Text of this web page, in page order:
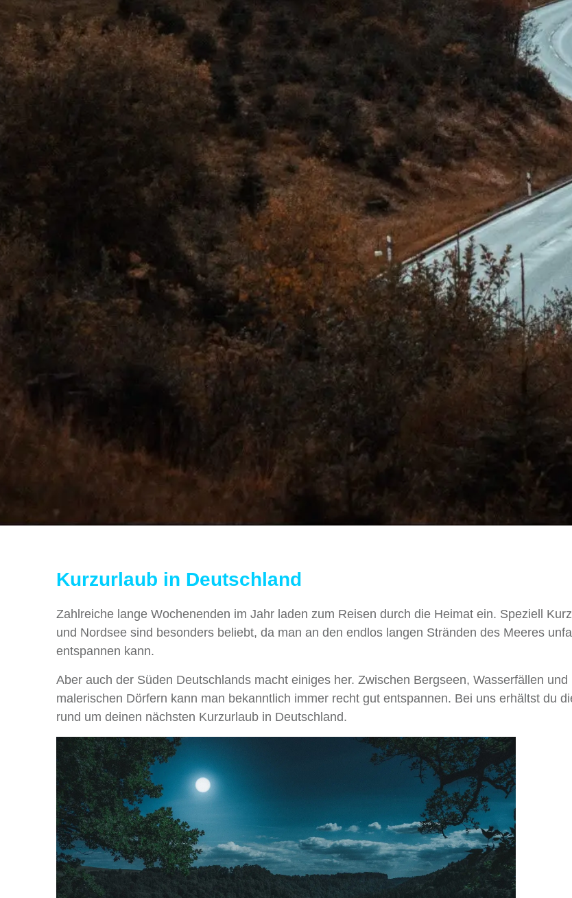
Kurzurlaub in Deutschland
Zahlreiche lange Wochenenden im Jahr laden zum Reisen durch die Heimat ein. Speziell
und Nordsee sind besonders beliebt, da man an den endlos langen Stränden des Meeres
entspannen kann.
Aber auch der Süden Deutschlands macht einiges her. Zwischen Bergseen, Wasserfällen und
malerischen Dörfern kann man bekanntlich immer recht gut entspannen. Bei uns erhältst du
rund um deinen nächsten Kurzurlaub in Deutschland.